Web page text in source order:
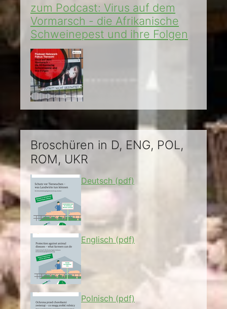
zum Podcast: Virus auf dem
Vormarsch - die Afrikanische
Schweinepest und ihre Folgen
Broschüren in D, ENG, POL,
ROM, UKR
Deutsch (pdf)
Englisch (pdf)
Polnisch (pdf)